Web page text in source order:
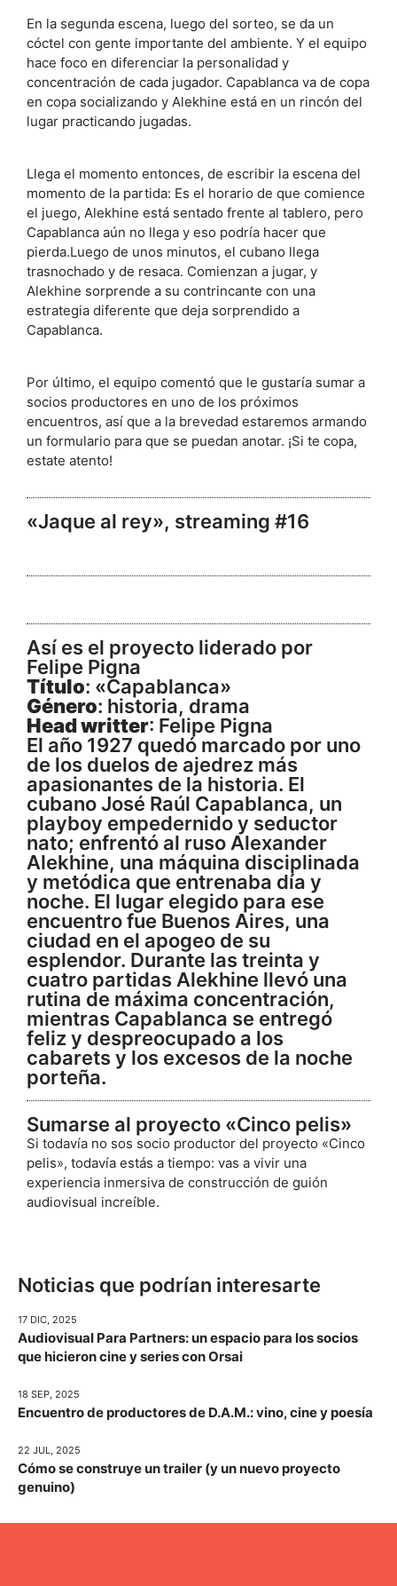
En la segunda escena, luego del sorteo, se da un
cóctel con gente importante del ambiente. Y el equipo
hace foco en diferenciar la personalidad y
concentración de cada jugador. Capablanca va de copa
en copa socializando y Alekhine está en un rincón del
lugar practicando jugadas.
Llega el momento entonces, de escribir la escena del
momento de la partida: Es el horario de que comience
el juego, Alekhine está sentado frente al tablero, pero
Capablanca aún no llega y eso podría hacer que
pierda.Luego de unos minutos, el cubano llega
trasnochado y de resaca. Comienzan a jugar, y
Alekhine sorprende a su contrincante con una
estrategia diferente que deja sorprendido a
Capablanca.
Por último, el equipo comentó que le gustaría sumar a
socios productores en uno de los próximos
encuentros, así que a la brevedad estaremos armando
un formulario para que se puedan anotar. ¡Si te copa,
estate atento!
«Jaque al rey», streaming #16
Así es el proyecto liderado por
Felipe Pigna
Título: «Capablanca»
Género: historia, drama
Head writter: Felipe Pigna
El año 1927 quedó marcado por uno
de los duelos de ajedrez más
apasionantes de la historia. El
cubano José Raúl Capablanca, un
playboy empedernido y seductor
nato; enfrentó al ruso Alexander
Alekhine, una máquina disciplinada
y metódica que entrenaba día y
noche. El lugar elegido para ese
encuentro fue Buenos Aires, una
ciudad en el apogeo de su
esplendor. Durante las treinta y
cuatro partidas Alekhine llevó una
rutina de máxima concentración,
mientras Capablanca se entregó
feliz y despreocupado a los
cabarets y los excesos de la noche
porteña.
Sumarse al proyecto «Cinco pelis»
Si todavía no sos socio productor del proyecto «Cinco
pelis», todavía estás a tiempo: vas a vivir una
experiencia inmersiva de construcción de guión
audiovisual increíble.
Noticias que podrían interesarte
17 DIC, 2025
Audiovisual Para Partners: un espacio para los socios
que hicieron cine y series con Orsai
18 SEP, 2025
Encuentro de productores de D.A.M.: vino, cine y poesía
22 JUL, 2025
Cómo se construye un trailer (y un nuevo proyecto
genuino)